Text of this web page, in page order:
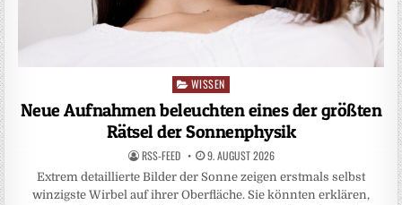
Posted
in
WISSEN
Neue Aufnahmen beleuchten eines der größten
Rätsel der Sonnenphysik
RSS-FEED 9. AUGUST 2026
Extrem detaillierte Bilder der Sonne zeigen erstmals selbst
winzigste Wirbel auf ihrer Oberfläche. Sie könnten erklären,